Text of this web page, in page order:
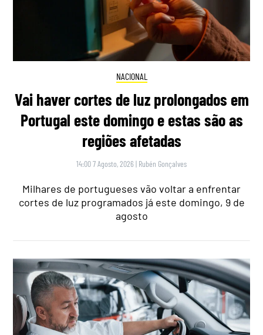
NACIONAL
Vai haver cortes de luz prolongados em
Portugal este domingo e estas são as
regiões afetadas
14:00 7 Agosto, 2026 | Rubén Gonçalves
Milhares de portugueses vão voltar a enfrentar
cortes de luz programados já este domingo, 9 de
agosto